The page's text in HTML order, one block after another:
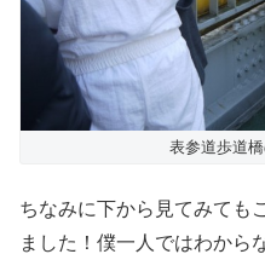
表参道歩道
ちなみに下から見てみても
ました！僕一人ではわから